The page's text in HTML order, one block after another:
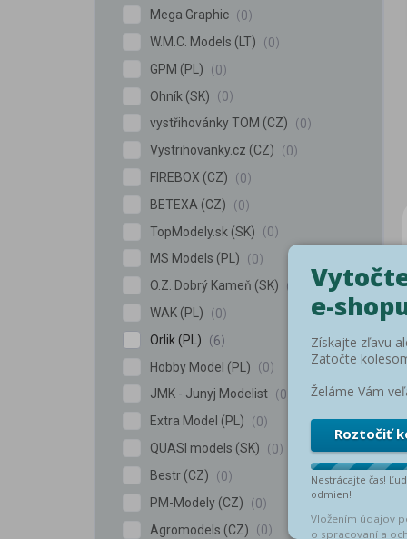
Mega Graphic
0
W.M.C. Models (LT)
0
GPM (PL)
0
Ohník (SK)
0
vystřihovánky TOM (CZ)
0
Vystrihovanky.cz (CZ)
0
FIREBOX (CZ)
0
BETEXA (CZ)
0
TopModely.sk (SK)
0
MS Models (PL)
0
O.Z. Dobrý Kameň (SK)
WAK (PL)
0
Orlik (PL)
6
Hobby Model (PL)
0
JMK - Junyj Modelist
0
Extra Model (PL)
0
QUASI models (SK)
0
Bestr (CZ)
0
PM-Modely (CZ)
0
Agromodels (CZ)
0